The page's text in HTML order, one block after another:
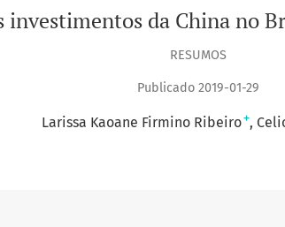
investimentos da China no
RESUMOS
Publicado 2019-01-29
Larissa Kaoane Firmino Ribeiro+